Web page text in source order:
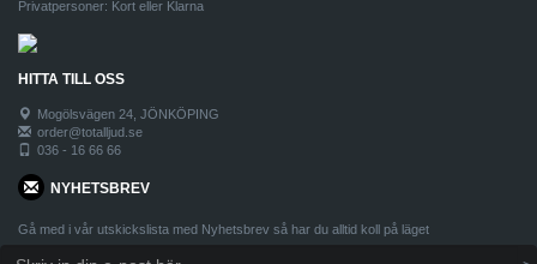
Privatpersoner: Kort eller Klarna
HITTA TILL OSS
Mogölsvägen 24, JÖNKÖPING
order@totalljud.se
036 - 16 66 66
NYHETSBREV
Gå med i vår utskickslista med Nyhetsbrev så har du alltid koll på läget